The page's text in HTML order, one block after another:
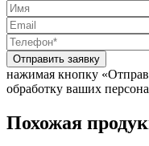
Отправить заявку
нажимая кнопку
обработку ваших
Похожая